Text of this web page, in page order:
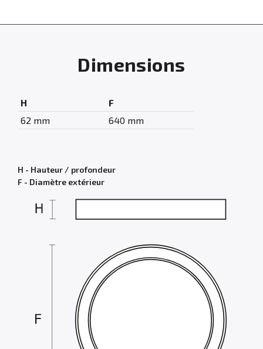
Dimensions
H
F
62 mm
640 mm
H - Hauteur / profondeur
F - Diamètre extérieur